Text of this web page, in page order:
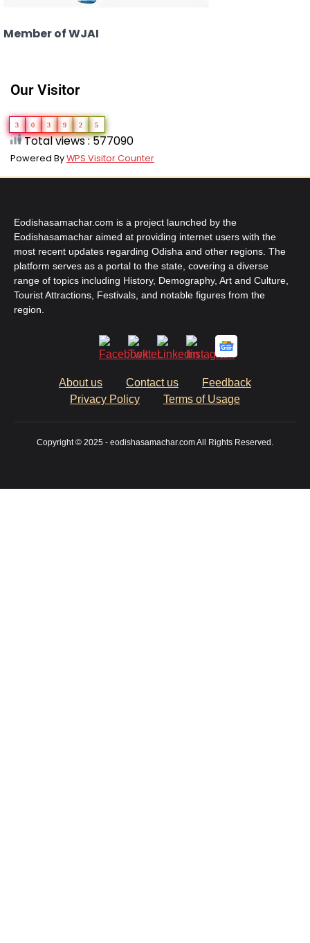
Member of WJAI
Our Visitor
3 0 3 9 2 5
Total views : 577090
Powered ByWPS Visitor Counter
Eodishasamachar.com is a project launched by the
Eodishasamachar aimed at providing internet users with the
most recent updates regarding Odisha and other regions. The
platform serves as a portal to the state, covering a diverse
range of topics including History, Demography, Art and Culture,
Tourist Attractions, Festivals, and notable figures from the
region.
About us Contact us
Feedback
Privacy Policy
Terms of Usage
Copyright © 2025 - eodishasamachar.com All Rights Reserved.